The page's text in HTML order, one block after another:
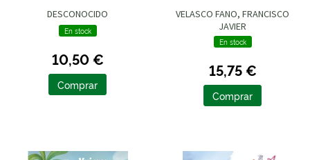
DESCONOCIDO
En stock
10,50 €
Comprar
VELASCO FANO, FRANCISCO
JAVIER
En stock
15,75 €
Comprar